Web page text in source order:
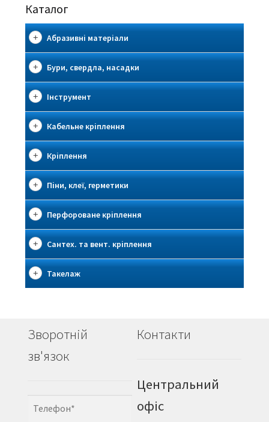
Каталог
Абразивні матеріали
Бури, свердла, насадки
Інструмент
Кабельне кріплення
Кріплення
Піни, клеї, герметики
Перфороване кріплення
Сантех. та вент. кріплення
Такелаж
Зворотній
зв'язок
Контакти
Центральний
офіс